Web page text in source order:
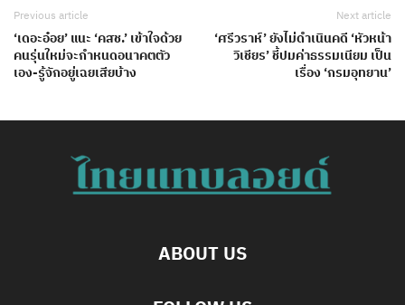
Previous article
‘เดอะอ๋อย’ แนะ ‘คสช.’ เข้าใจด้วย
คนรุ่นใหม่จะกำหนดอนาคตตัว
เอง-รู้จักอยู่เฉยเสียบ้าง
Next article
‘ศรีวราห์’ ยังไม่ดำเนินคดี ‘หัวหน้า
วิเชียร’ ชี้ปมค่าธรรมเนียม เป็น
เรื่อง ‘กรมอุทยาน’
ABOUT US